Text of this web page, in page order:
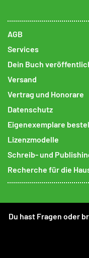
AGB
Services
Dein Buch
Versand
Vertrag und Honorare
Datenschutz
Eigenexemplare
Lizenzmodelle
Du hast Fragen oder